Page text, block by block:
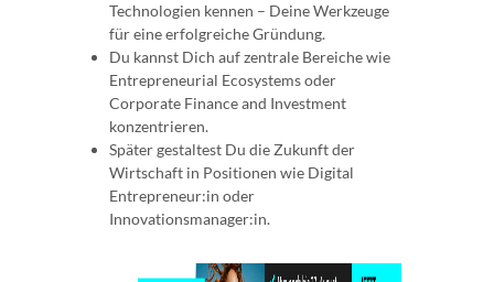
Technologien kennen – Deine Werkzeuge
für eine erfolgreiche Gründung.
Du kannst Dich auf zentrale Bereiche wie
Entrepreneurial Ecosystems oder
Corporate Finance and Investment
konzentrieren.
Später gestaltest Du die Zukunft der
Wirtschaft in Positionen wie Digital
Entrepreneur:in oder
Innovationsmanager:in.